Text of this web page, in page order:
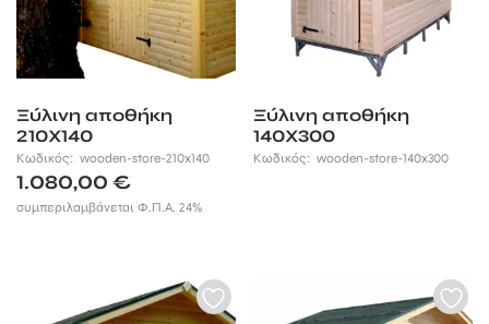
Ξύλινη αποθήκη
210Χ140
Κωδικός: wooden-store-210x140
1.080,00 €
συμπεριλαμβάνεται Φ.Π.Α. 24%
Ξύλινη αποθήκη
140Χ300
Κωδικός:wooden-store-140x300